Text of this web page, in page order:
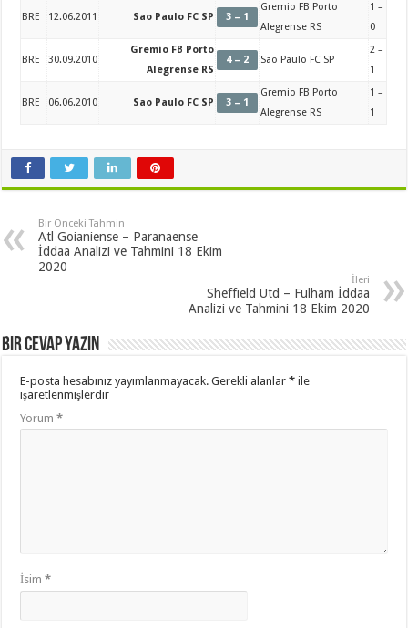
BRE 12.06.2011 Sao Paulo FC SP 3 – 1
Gremio FB Porto
Alegrense RS
1 –
0
BRE 30.09.2010
Gremio FB Porto
Alegrense RS
4 – 2 Sao Paulo FC SP
2 –
1
BRE 06.06.2010 Sao Paulo FC SP 3 – 1
Gremio FB Porto
Alegrense RS
1 –
1
Bir Önceki Tahmin
Atl Goianiense – Paranaense
İddaa Analizi ve Tahmini 18 Ekim
2020
İleri
Sheffield Utd – Fulham İddaa
Analizi ve Tahmini 18 Ekim 2020
Bir cevap yazın
E-posta hesabınız yayımlanmayacak. Gerekli alanlar* ile
işaretlenmişlerdir
Yorum*
İsim*